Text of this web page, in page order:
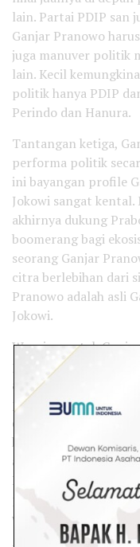
lain. Partai PDIP san
Ganjar Pranowo
juga manuver politik
lain. Kecil
politik hanya PDIP
Perindo dan Hanura.
Tantangan ketiga,
performa politik
ini bayangan profile
Jokowi sangat kental.
akhirnya dukung
boomerang bagi
seorang Ganjar
citra berlebihan dari
Pranowo adalah asli
Jokowi.
Warning untuk
posisi jabatan politik
akan dipreteli dan
pencalonan presiden.
dilakukan oleh
konsorsium politik
adanya kesengajaan
Legitimasi politik
partai lain untuk
waktu terbatas.